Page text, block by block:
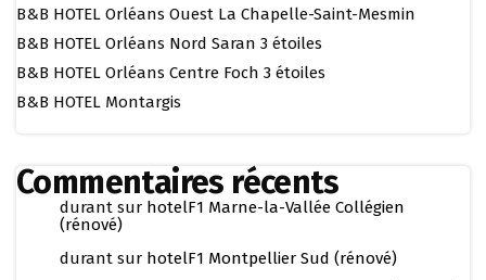
B&B HOTEL Orléans Ouest La Chapelle-Saint-Mesmin
B&B HOTEL Orléans Nord Saran 3 étoiles
B&B HOTEL Orléans Centre Foch 3 étoiles
B&B HOTEL Montargis
Commentaires récents
durant sur hotelF1 Marne-la-Vallée Collégien
(rénové)
durant sur hotelF1 Montpellier Sud (rénové)